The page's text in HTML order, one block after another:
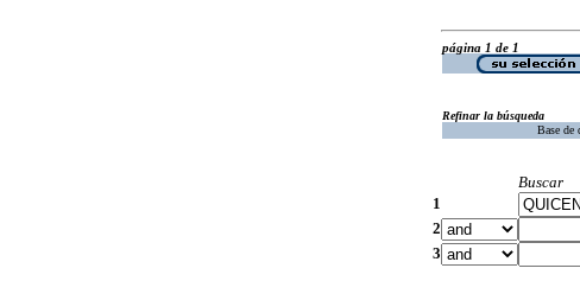
página 1 de 1
Refinar la búsqueda
Base de
Buscar
1
2
3